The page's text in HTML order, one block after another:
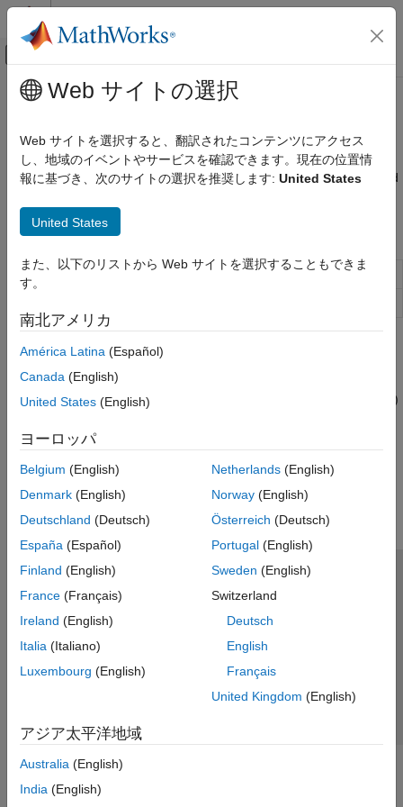
コンテンツへスキップ
オフキャンバス ナビゲーション メ
ドキュメンテーションのホーム
SimBiology
Modeling
カテゴリ
Import Models
Build and Verify Models
Export Models
メインコンテンツ
Export Models
Export models and data to standard file formats
Export models and data to standard formats such as SBML, and
Functions
sbiosaveproject Save all models in root object
Topics
SBML Support
Import or export the Systems Biology Markup Language (SBML)
Web サイトの選択
Web サイトを選択すると、翻訳されたコンテンツにアクセス
し、地域のイベントやサービスを確認できます。現在の位置情
報に基づき、次のサイトの選択を推奨します: United States
United States
また、以下のリストから Web サイトを選択することもできま
す。
南北アメリカ
América Latina (Español)
Canada (English)
United States (English)
ヨーロッパ
Belgium (English)
Denmark (English)
Deutschland (Deutsch)
España (Español)
Finland (English)
France (Français)
Ireland (English)
Italia (Italiano)
Luxembourg (English)
Netherlands(English)
Norway(English)
Österreich (Deutsch)
Portugal(English)
Sweden (English)
Switzerland
Deutsch
English
Français
United Kingdom (English)
アジア太平洋地域
Australia (English)
India (English)
トラストセンター
プライバシー ポリシー
違法コピー防止
© 1994-2026 The MathWorks, Inc.